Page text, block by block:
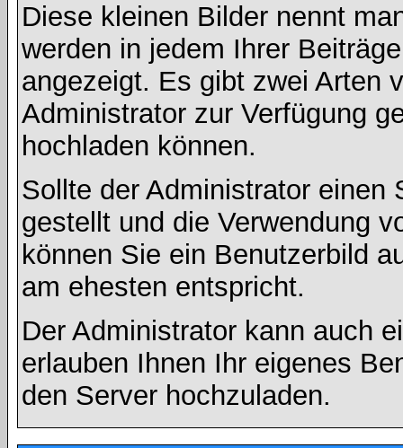
Diese kleinen Bilder nennt
werden in jedem Ihrer
angezeigt. Es gibt zwei Arten
Administrator zur Verfügung
hochladen können.
Sollte der Administrator einen
gestellt und die Verwendung
können Sie ein Benutzerbild
am ehesten entspricht.
Der Administrator kann auch
erlauben Ihnen Ihr eigenes
den Server hochzuladen.